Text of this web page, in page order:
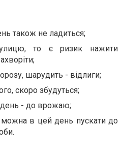
також не ладиться;
то є ризик нажити
шарудить - відлиги;
скоро збудуться;
день - до врожаю;
в цей день пускати до